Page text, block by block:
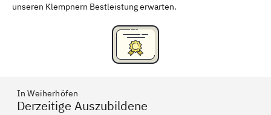
unseren Klempnern Bestleistung erwarten.
In Weiherhöfen
Derzeitige Auszubildene